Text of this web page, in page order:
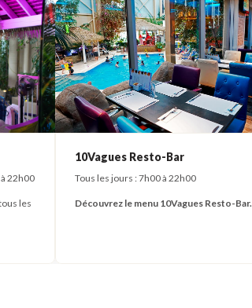
22h00
les
10Vagues Resto-Bar
Tous les jours : 7h00 à 22h00
Découvrez le menu 10Vagues Resto-Bar.